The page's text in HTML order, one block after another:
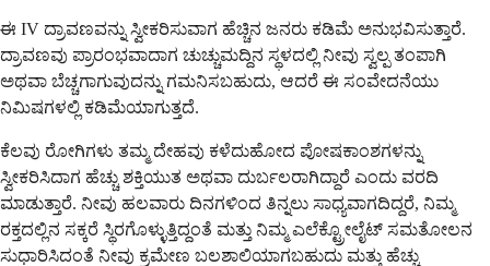
ಈ IV ದ್ರಾವಣವನ್ನು ಸ್ವೀಕರಿಸುವಾಗ ಹೆಚ್ಚಿನ ಜನರು ಕಡಿಮೆ ಅನುಭವಿಸುತ್ತಾರೆ.
ದ್ರಾವಣವು ಪ್ರಾರಂಭವಾದಾಗ ಚುಚ್ಚುಮದ್ದಿನ ಸ್ಥಳದಲ್ಲಿ ನೀವು ಸ್ವಲ್ಪ ತಂಪಾಗಿ
ಅಥವಾ ಬೆಚ್ಚಗಾಗುವುದನ್ನು ಗಮನಿಸಬಹುದು, ಆದರೆ ಈ ಸಂವೇದನೆಯು
ನಿಮಿಷಗಳಲ್ಲಿ ಕಡಿಮೆಯಾಗುತ್ತದೆ.
ಕೆಲವು ರೋಗಿಗಳು ತಮ್ಮ ದೇಹವು ಕಳೆದುಹೋದ ಪೋಷಕಾಂಶಗಳನ್ನು
ಸ್ವೀಕರಿಸಿದಾಗ ಹೆಚ್ಚು ಶಕ್ತಿಯುತ ಅಥವಾ ದುರ್ಬಲರಾಗಿದ್ದಾರೆ ಎಂದು ವರದಿ
ಮಾಡುತ್ತಾರೆ. ನೀವು ಹಲವಾರು ದಿನಗಳಿಂದ ತಿನ್ನಲು ಸಾಧ್ಯವಾಗದಿದ್ದರೆ, ನಿಮ್ಮ
ರಕ್ತದಲ್ಲಿನ ಸಕ್ಕರೆ ಸ್ಥಿರಗೊಳ್ಳುತ್ತಿದ್ದಂತೆ ಮತ್ತು ನಿಮ್ಮ ಎಲೆಕ್ಟ್ರೋಲೈಟ್ ಸಮತೋಲನ
ಸುಧಾರಿಸಿದಂತೆ ನೀವು ಕ್ರಮೇಣ ಬಲಶಾಲಿಯಾಗಬಹುದು ಮತ್ತು ಹೆಚ್ಚು